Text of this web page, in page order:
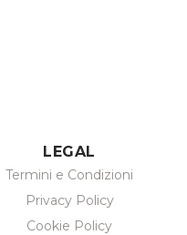
LEGAL
Termini e Condizioni
Privacy Policy
Cookie Policy